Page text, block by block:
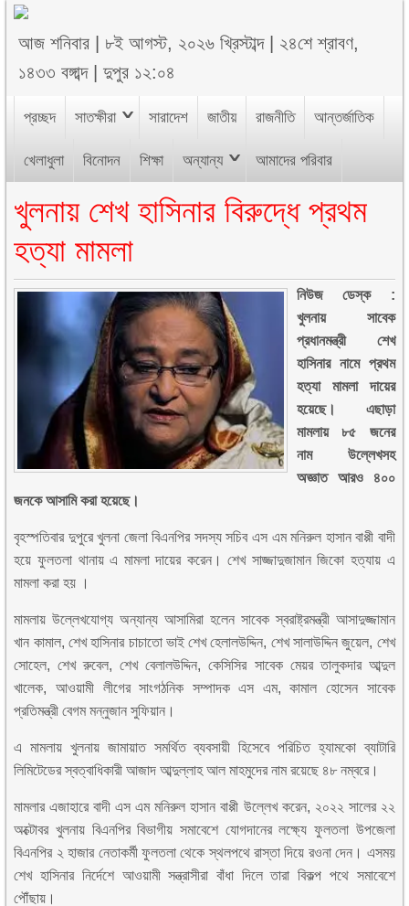
আজশনিবার ৮ই আগস্ট, ২০২৬ খ্রিস্টাব্দ| ২৪শে শ্রাবণ,
১৪৩৩ বঙ্গাব্দ|দুপুর ১২:০৪
প্রচ্ছদ সাতক্ষীরা সারাদেশ জাতীয় রাজনীতি আন্তর্জাতিক
খেলাধুলা বিনোদন শিক্ষা অন্যান্য আমাদের পরিবার
খুলনায় শেখ হাসিনার বিরুদ্ধে প্রথম
হত্যা মামলা
নিউজ ডেস্ক :
খুলনায় সাবেক
প্রধানমন্ত্রী শেখ
হাসিনার নামে প্রথম
হত্যা মামলা দায়ের
হয়েছে। এছাড়া
মামলায় ৮৫ জনের
নাম উল্লেখসহ
অজ্ঞাত আরও ৪০০
জনকে আসামি করা হয়েছে।
বৃহস্পতিবার দুপুরে খুলনা জেলা বিএনপির সদস্য সচিব এস এম মনিরুল হাসান বাপ্পী বাদী
হয়ে ফুলতলা থানায় এ মামলা দায়ের করেন। শেখ সাজ্জাদুজামান জিকো হত্যায় এ
মামলা করা হয় ।
মামলায় উল্লেখযোগ্য অন্যান্য আসামিরা হলেন সাবেক স্বরাষ্ট্রমন্ত্রী আসাদুজ্জামান
খান কামাল, শেখ হাসিনার চাচাতো ভাই শেখ হেলালউদ্দিন, শেখ সালাউদ্দিন জুয়েল, শেখ
সোহেল, শেখ রুবেল, শেখ বেলালউদ্দিন, কেসিসির সাবেক মেয়র তালুকদার আব্দুল
খালেক, আওয়ামী লীগের সাংগঠনিক সম্পাদক এস এম, কামাল হোসেন সাবেক
প্রতিমন্ত্রী বেগম মন্নুজান সুফিয়ান।
এ মামলায় খুলনায় জামায়াত সমর্থিত ব্যবসায়ী হিসেবে পরিচিত হ্যামকো ব্যাটারি
লিমিটেডের স্বত্বাধিকারী আজাদ আব্দুল্লাহ আল মাহমুদের নাম রয়েছে ৪৮ নম্বরে।
মামলার এজাহারে বাদী এস এম মনিরুল হাসান বাপ্পী উল্লেখ করেন, ২০২২ সালের ২২
অক্টোবর খুলনায় বিএনপির বিভাগীয় সমাবেশে যোগদানের লক্ষ্যে ফুলতলা উপজেলা
বিএনপির ২ হাজার নেতাকর্মী ফুলতলা থেকে স্থলপথে রাস্তা দিয়ে রওনা দেন। এসময়
শেখ হাসিনার নির্দেশে আওয়ামী সন্ত্রাসীরা বাঁধা দিলে তারা বিকল্প পথে সমাবেশে
পৌঁছায়।